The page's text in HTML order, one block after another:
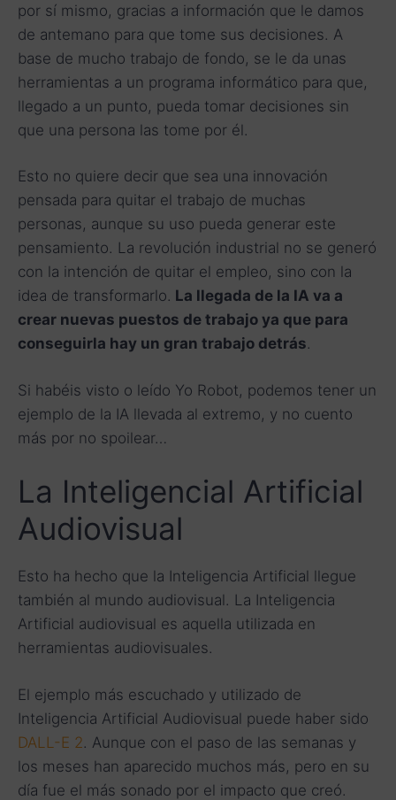
por sí mismo, gracias a información que le damos
de antemano para que tome sus decisiones. A
base de mucho trabajo de fondo, se le da unas
herramientas a un programa informático para que,
llegado a un punto, pueda tomar decisiones sin
que una persona las tome por él.
Esto no quiere decir que sea una innovación
pensada para quitar el trabajo de muchas
personas, aunque su uso pueda generar este
pensamiento. La revolución industrial no se generó
con la intención de quitar el empleo, sino con la
idea de transformarlo. La llegada de la IA va a
crear nuevas puestos de trabajo ya que para
conseguirla hay un gran trabajo detrás.
Si habéis visto o leído Yo Robot, podemos tener un
ejemplo de la IA llevada al extremo, y no cuento
más por no spoilear…
La Inteligencial Artificial
Audiovisual
Esto ha hecho que la Inteligencia Artificial llegue
también al mundo audiovisual. La Inteligencia
Artificial audiovisual es aquella utilizada en
herramientas audiovisuales.
El ejemplo más escuchado y utilizado de
Inteligencia Artificial Audiovisual puede haber sido
DALL-E 2. Aunque con el paso de las semanas y
los meses han aparecido muchos más, pero en su
día fue el más sonado por el impacto que creó.